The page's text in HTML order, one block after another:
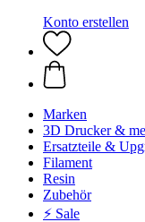
Konto erstellen
Marken
3D Drucker &
Ersatzteile &
Filament
Resin
Zubehör
⚡ Sale